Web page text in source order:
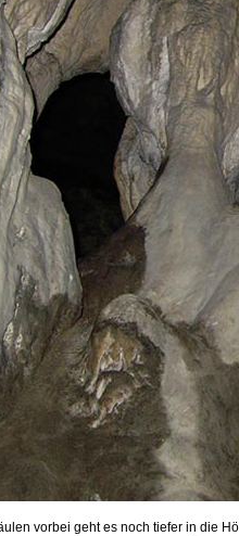
vorbei geht es noch tiefer in die